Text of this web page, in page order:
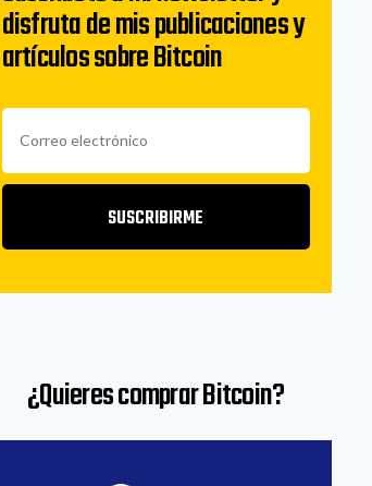
disfruta de mis publicaciones y
artículos sobre Bitcoin
SUSCRIBIRME
¿Quieres comprar Bitcoin?